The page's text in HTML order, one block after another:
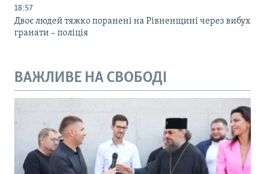
18:57
Двоє людей тяжко поранені на Рівненщині через вибух
гранати – поліція
ВАЖЛИВЕ НА СВОБОДІ